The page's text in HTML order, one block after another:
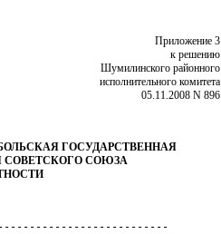
Приложение 3
к решению
Шумилинского районного
исполнительного комитета
05.11.2008 N 896
ГОСУДАРСТВЕННАЯ
СОВЕТСКОГО СОЮЗА